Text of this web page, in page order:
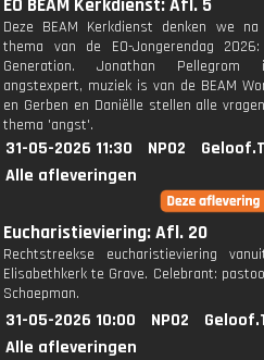
EO BEAM Kerkdienst: Afl. 5
Deze BEAM Kerkdienst denken we
thema van de EO-Jongerendag
Generation. Jonathan
angstexpert, muziek is van de BEAM
en Gerben en Daniëlle stellen alle
thema 'angst'.
31-05-2026 11:30 NPO2
Alle afleveringen
Eucharistieviering: Afl. 20
Rechtstreekse eucharistieviering
Elisabethkerk te Grave. Celebrant:
Schaepman.
31-05-2026 10:00 NPO2
Alle afleveringen